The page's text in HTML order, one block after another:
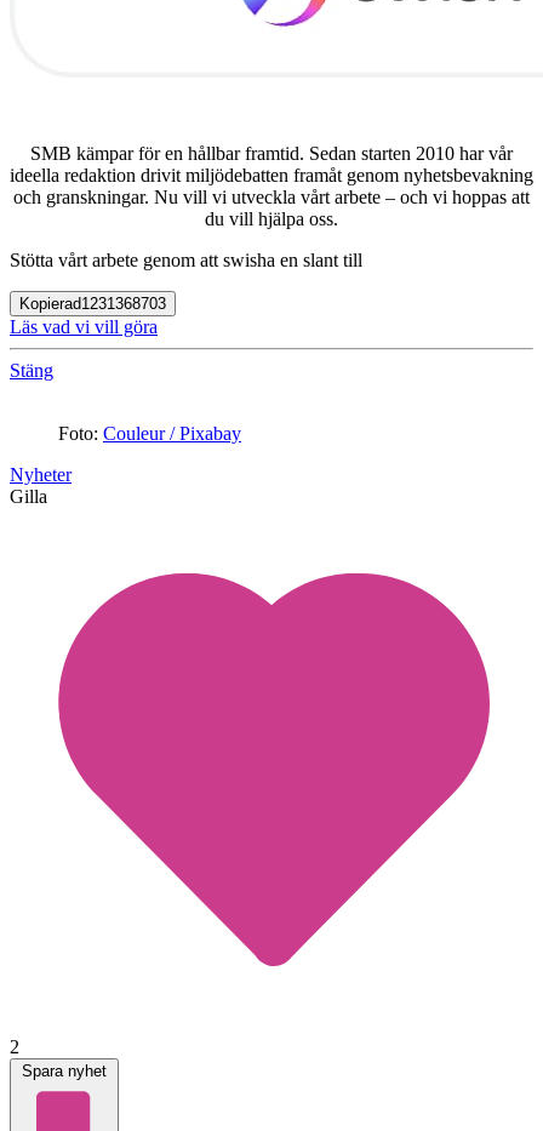
SMB kämpar för en hållbar framtid. Sedan starten 2010 har vår
ideella redaktion drivit miljödebatten framåt genom nyhetsbevakning
och granskningar. Nu vill vi utveckla vårt arbete – och vi hoppas att
du vill hjälpa oss.
Stötta vårt arbete genom att swisha en slant till
Kopierad1231368703
Läs vad vi vill göra
Stäng
Foto: Couleur / Pixabay
Nyheter
Gilla
2
Spara nyhet